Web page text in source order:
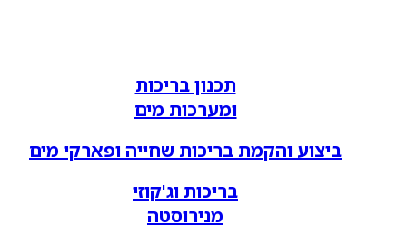
תכנון בריכות
ומערכות מים
ביצוע והקמת בריכות שחייה ופארקי מים
בריכות וג'קוזי
מנירוסטה